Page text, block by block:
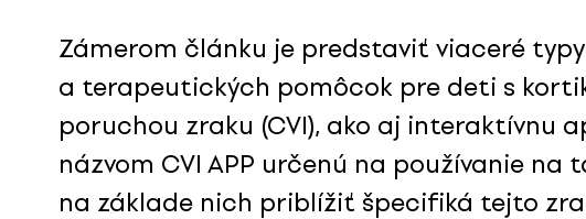
Zámerom článku je predstaviť viaceré
a terapeutických pomôcok pre deti s
poruchou zraku (CVI), ako aj interaktívnu
názvom CVI APP určenú na používanie na
na základe nich priblížiť špecifiká tejto